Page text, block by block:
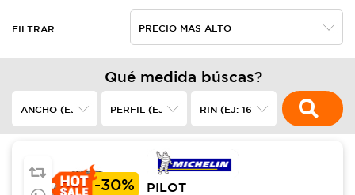
FILTRAR
Qué medida búscas?
-30%
PILOT